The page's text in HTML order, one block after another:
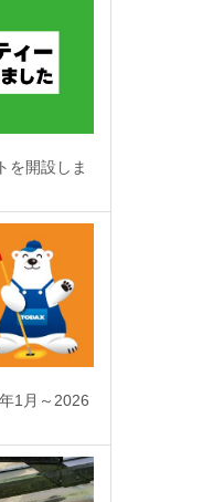
を開設しま
1月～2026